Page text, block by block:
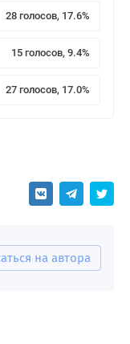
28 голосов, 17.6%
15 голосов, 9.4%
27 голосов, 17.0%
на автора